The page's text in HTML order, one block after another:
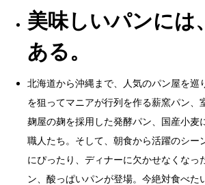
美味しいパンには
ある。
北海道から沖縄まで、人気のパン屋を巡
を狙ってマニアが行列を作る薪窯パン、
麹屋の麹を採用した発酵パン、国産小麦
職人たち。そして、朝食から活躍のシー
にぴったり、ディナーに欠かせなくなっ
ン、酸っぱいパンが登場。今絶対食べた